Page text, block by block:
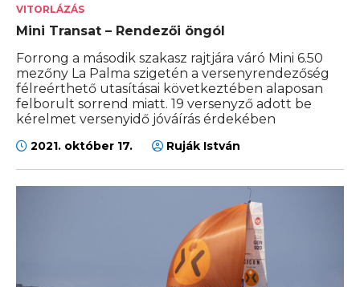
VITORLÁZÁS
Mini Transat – Rendezői öngól
Forrong a második szakasz rajtjára váró Mini 6.50
mezőny La Palma szigetén a versenyrendezőség
félreérthető utasításai következtében alaposan
felborult sorrend miatt. 19 versenyző adott be
kérelmet versenyidő jóváírás érdekében
2021. október 17. Ruják István